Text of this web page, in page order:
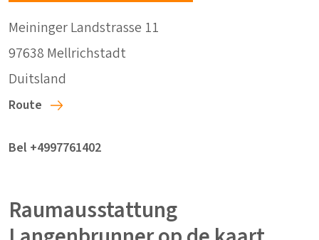
Meininger Landstrasse 11
97638 Mellrichstadt
Duitsland
Route
Bel +4997761402
Raumausstattung